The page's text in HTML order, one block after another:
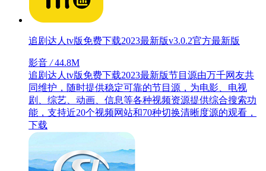
追剧达人tv版免费下载2023最新版v3.0.2官方最新版
影音/44.8M
追剧达人tv版免费下载2023最新版节目源由万千网友共
同维护，随时提供稳定可靠的节目源，为电影、电视
剧、综艺、动画、信息等各种视频资源提供综合搜索功
能，支持近20个视频网站和70种切换清晰度源的观看，
下载